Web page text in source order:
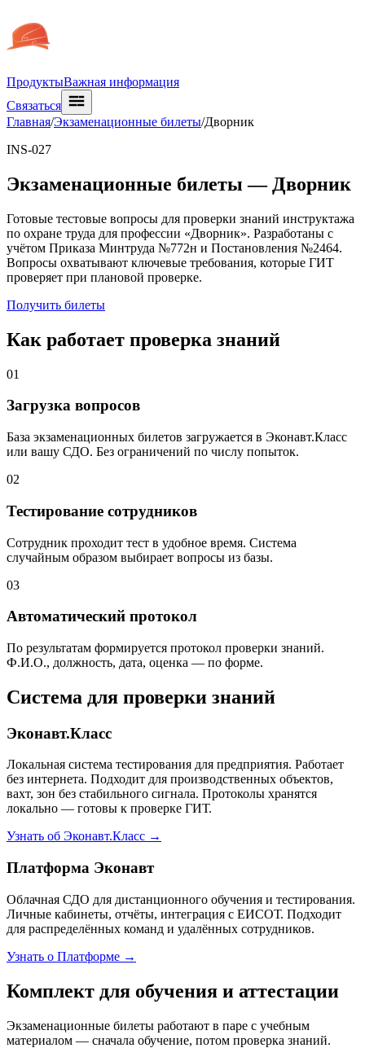
ПродуктыВажная информация
Связаться
Главная/Экзаменационные билеты/Дворник
INS-027
Экзаменационные билеты — Дворник
Готовые тестовые вопросы для проверки знаний инструктажа
по охране труда для профессии «Дворник». Разработаны с
учётом Приказа Минтруда №772н и Постановления №2464.
Вопросы охватывают ключевые требования, которые ГИТ
проверяет при плановой проверке.
Получить билеты
Как работает проверка знаний
01
Загрузка вопросов
База экзаменационных билетов загружается в Эконавт.Класс
или вашу СДО. Без ограничений по числу попыток.
02
Тестирование сотрудников
Сотрудник проходит тест в удобное время. Система
случайным образом выбирает вопросы из базы.
03
Автоматический протокол
По результатам формируется протокол проверки знаний.
Ф.И.О., должность, дата, оценка — по форме.
Система для проверки знаний
Эконавт.Класс
Локальная система тестирования для предприятия. Работает
без интернета. Подходит для производственных объектов,
вахт, зон без стабильного сигнала. Протоколы хранятся
локально — готовы к проверке ГИТ.
Узнать об Эконавт.Класс →
Платформа Эконавт
Облачная СДО для дистанционного обучения и тестирования.
Личные кабинеты, отчёты, интеграция с ЕИСОТ. Подходит
для распределённых команд и удалённых сотрудников.
Узнать о Платформе →
Комплект для обучения и аттестации
Экзаменационные билеты работают в паре с учебным
материалом — сначала обучение, потом проверка знаний.